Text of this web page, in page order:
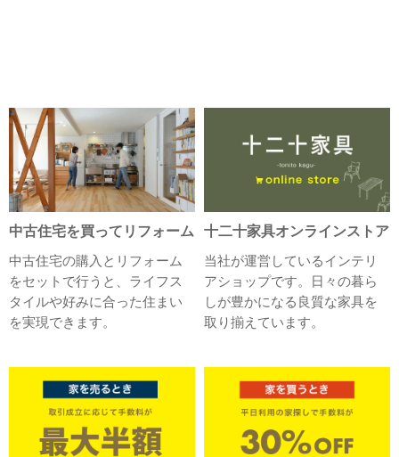
中古住宅を買ってリフォーム
中古住宅の購入とリフォーム
をセットで行うと、ライフス
タイルや好みに合った住まい
を実現できます。
十二十家具オンラインストア
当社が運営しているインテリ
アショップです。日々の暮ら
しが豊かになる良質な家具を
取り揃えています。